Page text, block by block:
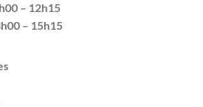
– 12h15
– 15h15